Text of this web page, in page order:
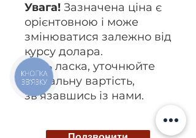
Увага! Зазначена ціна є
орієнтовною і може
змінюватися залежно від
курсу долара.
Будь ласка, уточнюйте
актуальну вартість,
зв’язавшись із нами.
КНОПКА
ЗВ'ЯЗКУ